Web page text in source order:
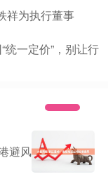
祥为执行董事
一定价”，别让行
避风